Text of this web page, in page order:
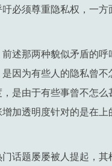
必须尊重隐私权，一方
述那两种貌似矛盾的
因为有些人的隐私曾
是由于有些事曾不怎
加透明度针对的是在
话题屡屡被人提起，